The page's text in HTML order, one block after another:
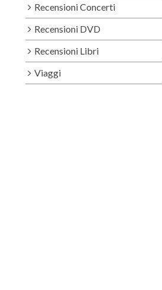
Recensioni Concerti
Recensioni DVD
Recensioni Libri
Viaggi